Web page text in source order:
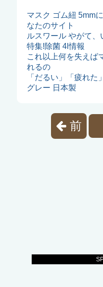
マスク ゴム紐 5mm
なたのサイト
ルスワール やがて、
特集!除菌 4l情報
これ以上何を失えば
れるの
「だるい」「疲れた
グレー 日本製
前